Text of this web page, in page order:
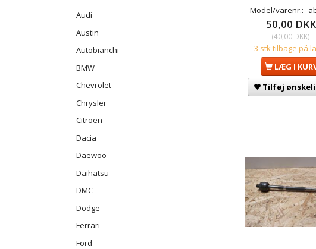
Audi
Austin
Autobianchi
BMW
Chevrolet
Chrysler
Citroën
Dacia
Daewoo
Daihatsu
DMC
Dodge
Ferrari
Ford
Model/varenr.:
50,00 DKK
(40,00 DKK)
3 stk tilbage på
LÆG I
Tilføj